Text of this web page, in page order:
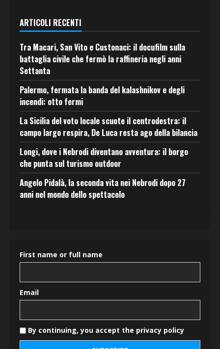
ARTICOLI RECENTI
Tra Macari, San Vito e Custonaci: il docufilm sulla
battaglia civile che fermò la raffineria negli anni
Settanta
Palermo, fermata la banda del kalashnikov e degli
incendi: otto fermi
La Sicilia del voto locale scuote il centrodestra: il
campo largo respira, De Luca resta ago della bilancia
Longi, dove i Nebrodi diventano avventura: il borgo
che punta sul turismo outdoor
Angelo Pidalà, la seconda vita nei Nebrodi dopo 27
anni nel mondo dello spettacolo
First name or full name
Email
By continuing, you accept the privacy policy